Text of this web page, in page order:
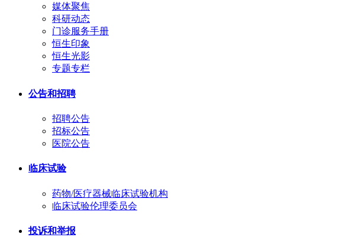
媒体聚焦
科研动态
门诊服务手册
恒生印象
恒生光影
专题专栏
公告和招聘
招聘公告
招标公告
医院公告
临床试验
药物/医疗器械临床试验机构
临床试验伦理委员会
投诉和举报